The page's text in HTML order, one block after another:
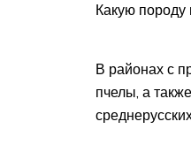
Какую породу
В районах с
пчелы, а